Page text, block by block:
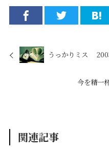
うっかりミス
今を精一
関連記事